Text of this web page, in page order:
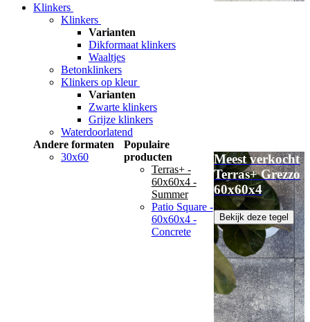
Klinkers
Klinkers
Varianten
Dikformaat klinkers
Waaltjes
Betonklinkers
Klinkers op kleur
Varianten
Zwarte klinkers
Grijze klinkers
Waterdoorlatend
Andere formaten
30x60
Populaire
producten
Terras+ -
60x60x4 -
Summer
Patio Square -
60x60x4 -
Concrete
Meest verkocht
Terras+ Grezzo
60x60x4
Bekijk deze tegel